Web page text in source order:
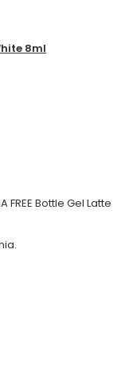
8ml
Bottle Gel Latte